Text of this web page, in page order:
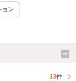
ョン
13件